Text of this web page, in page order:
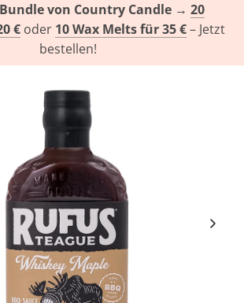
von Country Candle → 20
€oder 10 Wax Melts für 35 €– Jetzt
bestellen!